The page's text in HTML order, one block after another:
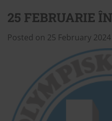
25 FEBRUARIE
Posted on 25 February 2024